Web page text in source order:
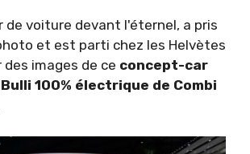
de voiture devant l'éternel, a pris
et est parti chez les Helvètes
des images de ce concept-car
100% électrique de Combi